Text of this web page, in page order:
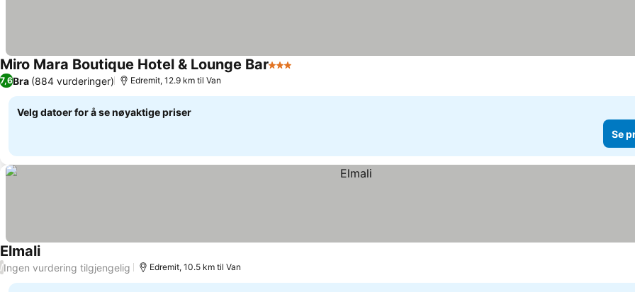
Miro Mara Boutique Hotel & Lounge Bar3 Stjerner
7,6Bra (884 vurderinger) Edremit, 12.9 km til Van
Velg datoer for å se nøyaktige priser
Se
Elmali
/Ingen vurdering tilgjengelig Edremit, 10.5 km til Van